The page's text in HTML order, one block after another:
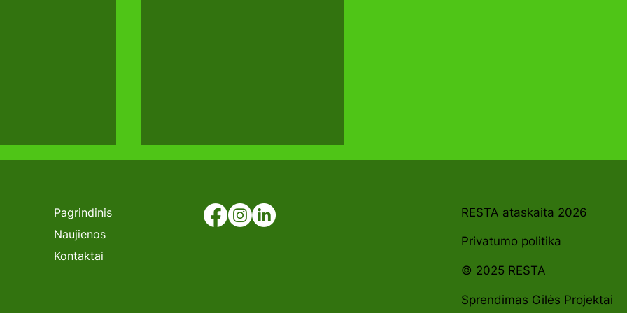
Pagrindinis
Naujienos
Kontaktai
RESTA ataskaita 2026
Privatumo politika
© 2025 RESTA
Sprendimas Gilės Projektai